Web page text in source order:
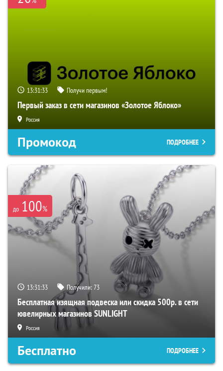
13:31:32 Получи первым!
Первый заказ в сети магазинов «Золотое Яблоко»
Россия
Промокод ПОДРОБНЕЕ
до 100%
13:31:32 Получили:73
Бесплатная изящная подвеска или скидка 500р. в сети
ювелирных магазинов SUNLIGHT
Россия
Бесплатно ПОДРОБНЕЕ